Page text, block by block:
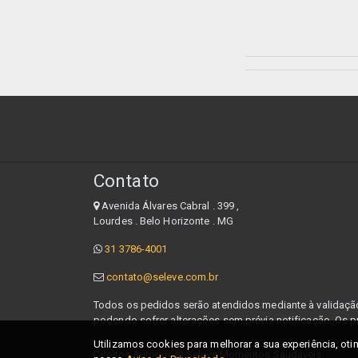
Contato
Avenida Álvares Cabral . 399 ,
Lourdes . Belo Horizonte . MG
31 3786-4001
contato@seleve.com.br
Todos os pedidos serão atendidos mediante à
podendo sofrer alterações sem prévia notificação.
Direitos Autorais © Seleve Momentos Saudáveis
Utilizamos cookies para melhorar a sua experiência,